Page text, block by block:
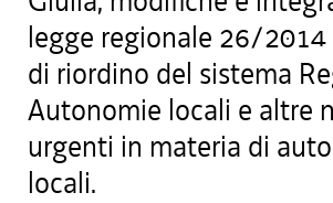
legge regionale 26/
di riordino del sistema
Autonomie locali e altre
urgenti in materia di
locali.